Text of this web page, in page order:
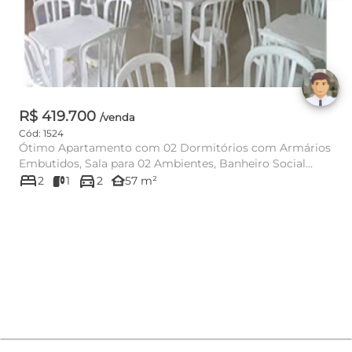
R$ 419.700 /venda
Cód: 1524
Ótimo Apartamento com 02 Dormitórios com Armários
Embutidos, Sala para 02 Ambientes, Banheiro Social
com Box e Armários...
bed2 1 directions_car2 other_houses57 m²